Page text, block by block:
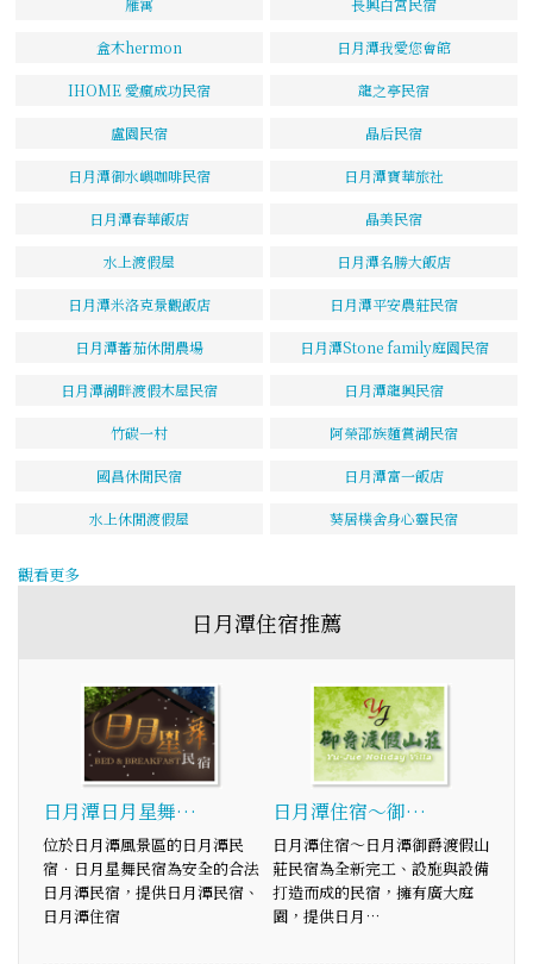
盒木hermon 日月潭我愛您會館
IHOME 愛瘋成功民宿 龍之亭民宿
盧園民宿 晶后民宿
日月潭御水嶼咖啡民宿 日月潭寶華旅社
日月潭春華飯店 晶美民宿
水上渡假屋 日月潭名勝大飯店
日月潭米洛克景觀飯店 日月潭平安農莊民宿
日月潭蕃茄休閒農場 日月潭Stone family庭園民宿
日月潭湖畔渡假木屋民宿 日月潭龍興民宿
竹碳一村 阿榮邵族麵賞湖民宿
國昌休閒民宿 日月潭富一飯店
水上休閒渡假屋 葵居樸舍身心靈民宿
觀看更多
日月潭住宿推薦
日月潭日月星舞…
位於日月潭風景區的日月潭民
宿．日月星舞民宿為安全的合法
日月潭民宿，提供日月潭民宿、
日月潭住宿
日月潭住宿～御…
日月潭住宿～日月潭御爵渡假山
莊民宿為全新完工、設施與設備
打造而成的民宿，擁有廣大庭
園，提供日月…